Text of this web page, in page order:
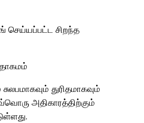
செய்யப்பட்ட சிறந்த
துரிதமாகவும்
அதிகாரத்திற்கும்